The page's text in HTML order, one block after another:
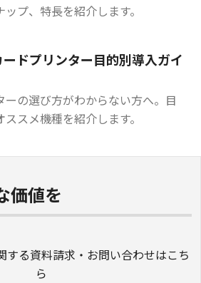
ップ、特長を紹介します。
ードプリンター目的別導入ガイ
ーの選び方がわからない方へ。目
ススメ機種を紹介します。
価値を
する資料請求・お問い合わせはこち
ら